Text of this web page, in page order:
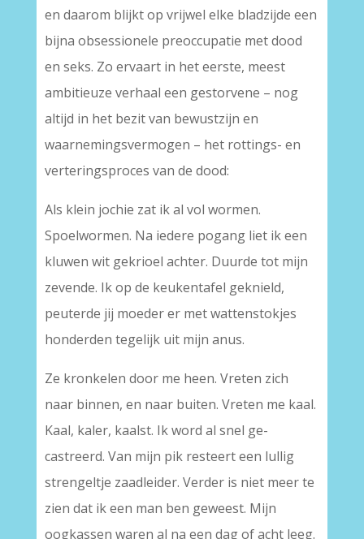
en daarom blijkt op vrijwel elke bladzijde een
bijna obsessionele preoccupatie met dood
en seks. Zo ervaart in het eerste, meest
ambitieuze verhaal een gestorvene – nog
altijd in het bezit van bewustzijn en
waarnemingsvermogen – het rottings- en
verteringsproces van de dood:
Als klein jochie zat ik al vol wormen.
Spoelwormen. Na iedere pogang liet ik een
kluwen wit gekrioel achter. Duurde tot mijn
zevende. Ik op de keukentafel geknield,
peuterde jij moeder er met wattenstokjes
honderden tegelijk uit mijn anus.
Ze kronkelen door me heen. Vreten zich
naar binnen, en naar buiten. Vreten me kaal.
Kaal, kaler, kaalst. Ik word al snel ge­
castreerd. Van mijn pik resteert een lullig
strengeltje zaadlei­der. Verder is niet meer te
zien dat ik een man ben geweest. Mijn
oogkassen waren al na een dag of acht leeg.